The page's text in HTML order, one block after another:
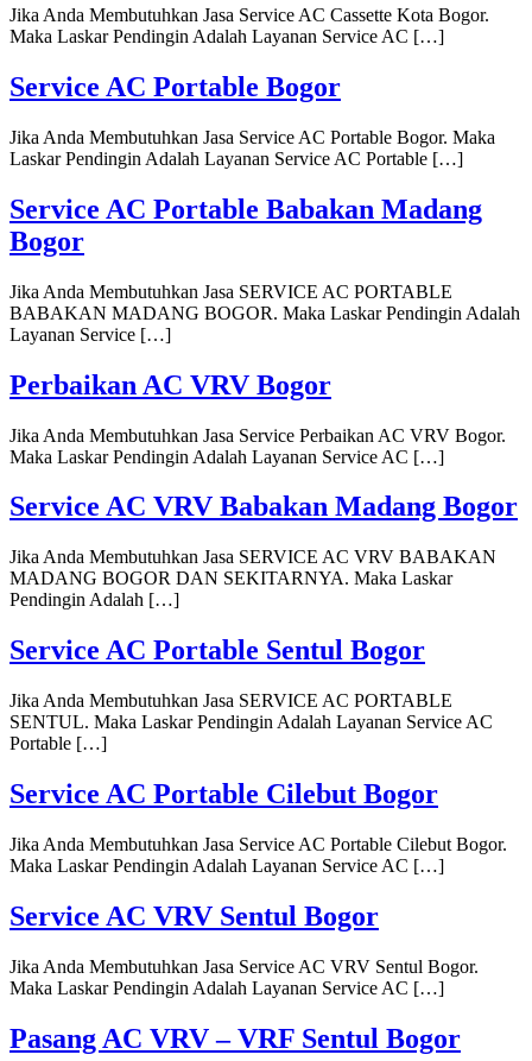
Jika Anda Membutuhkan Jasa Service AC Cassette Kota Bogor.
Maka Laskar Pendingin Adalah Layanan Service AC […]
Service AC Portable Bogor
Jika Anda Membutuhkan Jasa Service AC Portable Bogor. Maka
Laskar Pendingin Adalah Layanan Service AC Portable […]
Service AC Portable Babakan Madang
Bogor
Jika Anda Membutuhkan Jasa SERVICE AC PORTABLE
BABAKAN MADANG BOGOR. Maka Laskar Pendingin Adalah
Layanan Service […]
Perbaikan AC VRV Bogor
Jika Anda Membutuhkan Jasa Service Perbaikan AC VRV Bogor.
Maka Laskar Pendingin Adalah Layanan Service AC […]
Service AC VRV Babakan Madang Bogor
Jika Anda Membutuhkan Jasa SERVICE AC VRV BABAKAN
MADANG BOGOR DAN SEKITARNYA. Maka Laskar
Pendingin Adalah […]
Service AC Portable Sentul Bogor
Jika Anda Membutuhkan Jasa SERVICE AC PORTABLE
SENTUL. Maka Laskar Pendingin Adalah Layanan Service AC
Portable […]
Service AC Portable Cilebut Bogor
Jika Anda Membutuhkan Jasa Service AC Portable Cilebut Bogor.
Maka Laskar Pendingin Adalah Layanan Service AC […]
Service AC VRV Sentul Bogor
Jika Anda Membutuhkan Jasa Service AC VRV Sentul Bogor.
Maka Laskar Pendingin Adalah Layanan Service AC […]
Pasang AC VRV – VRF Sentul Bogor